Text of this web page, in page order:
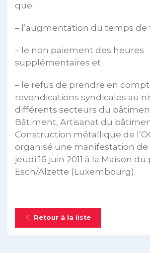
que:
– l’augmentation du temps de
– le non paiement des heures
supplémentaires et
– le refus de prendre en
revendications syndicales au
différents secteurs du
Bâtiment, Artisanat du
Construction métallique de
organisé une manifestation
jeudi 16 juin 2011 à la Maison
Esch/Alzette (Luxembourg).
Retour à la liste